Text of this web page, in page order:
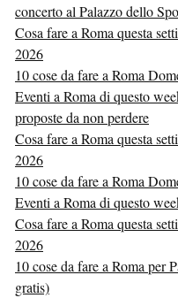
concerto al Palazzo dello
Cosa fare a Roma questa
2026
10 cose da fare a Roma
Eventi a Roma di questo
proposte da non perdere
Cosa fare a Roma questa
2026
10 cose da fare a Roma
Eventi a Roma di questo
Cosa fare a Roma questa
2026
10 cose da fare a Roma per
gratis)